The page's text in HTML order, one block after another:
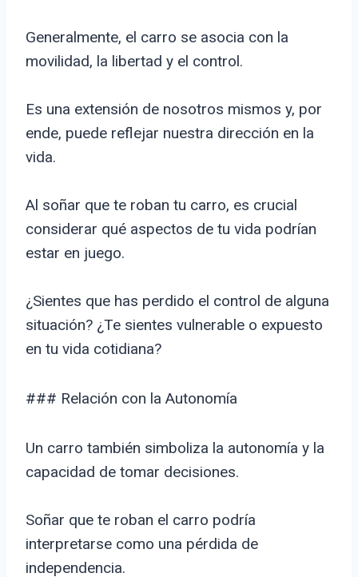
Generalmente, el carro se asocia con la
movilidad, la libertad y el control.
Es una extensión de nosotros mismos y, por
ende, puede reflejar nuestra dirección en la
vida.
Al soñar que te roban tu carro, es crucial
considerar qué aspectos de tu vida podrían
estar en juego.
¿Sientes que has perdido el control de alguna
situación? ¿Te sientes vulnerable o expuesto
en tu vida cotidiana?
### Relación con la Autonomía
Un carro también simboliza la autonomía y la
capacidad de tomar decisiones.
Soñar que te roban el carro podría
interpretarse como una pérdida de
independencia.